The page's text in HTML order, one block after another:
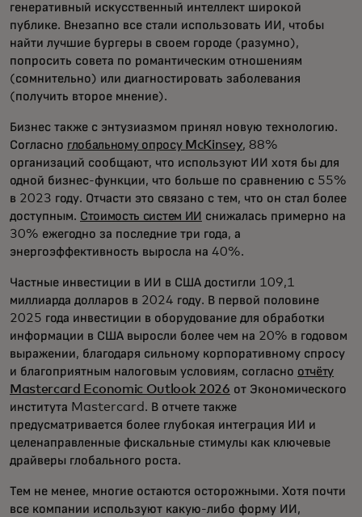
генеративный искусственный интеллект широкой
публике. Внезапно все стали использовать ИИ, чтобы
найти лучшие бургеры в своем городе (разумно),
попросить совета по романтическим отношениям
(сомнительно) или диагностировать заболевания
(получить второе мнение).
Бизнес также с энтузиазмом принял новую технологию.
Согласно глобальному опросу McKinsey, 88%
организаций сообщают, что используют ИИ хотя бы для
одной бизнес-функции, что больше по сравнению с 55%
в 2023 году. Отчасти это связано с тем, что он стал более
доступным. Стоимость систем ИИ снижалась примерно на
30% ежегодно за последние три года, а
энергоэффективность выросла на 40%.
Частные инвестиции в ИИ в США достигли 109,1
миллиарда долларов в 2024 году. В первой половине
2025 года инвестиции в оборудование для обработки
информации в США выросли более чем на 20% в годовом
выражении, благодаря сильному корпоративному спросу
и благоприятным налоговым условиям, согласно отчёту
Mastercard Economic Outlook 2026 от Экономического
института Mastercard. В отчете также
предусматривается более глубокая интеграция ИИ и
целенаправленные фискальные стимулы как ключевые
драйверы глобального роста.
Тем не менее, многие остаются осторожными. Хотя почти
все компании используют какую-либо форму ИИ,